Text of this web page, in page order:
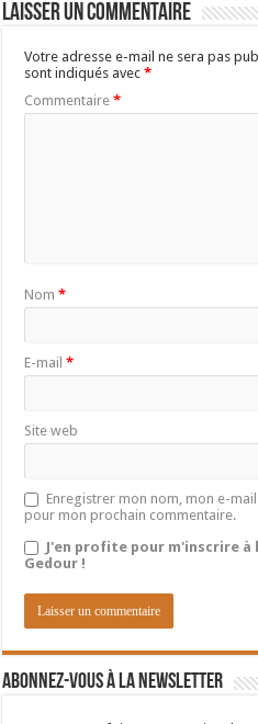
Laisser un commentaire
Votre adresse e-mail ne sera pas
sont indiqués avec*
Commentaire*
Nom*
E-mail*
Site web
Enregistrer mon nom, mon e-
pour mon prochain commentaire.
J'en profite pour m'inscrire
Gedour !
Abonnez-vous à la newsletter